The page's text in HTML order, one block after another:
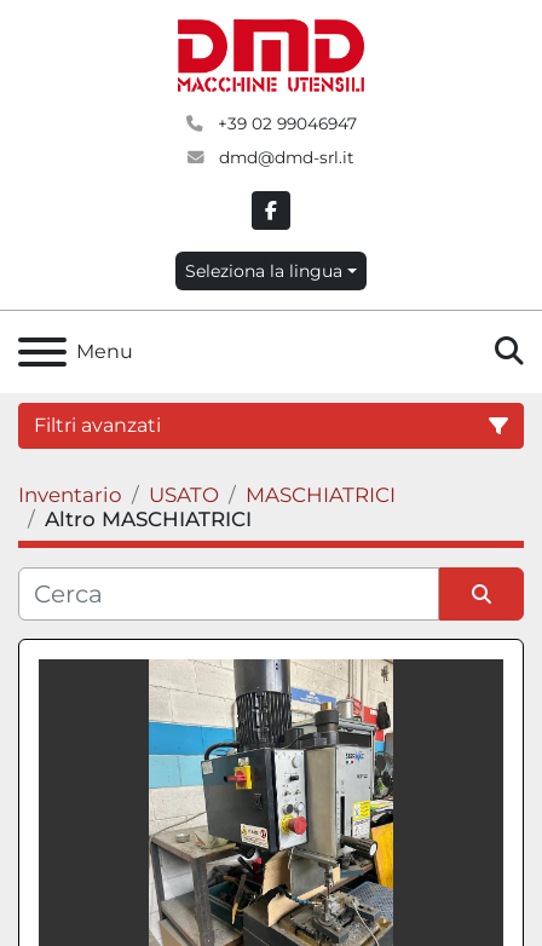
+39 02 99046947
dmd@dmd-srl.it
facebook
Seleziona la lingua
Menu
Filtri avanzati
Categoria
Condizione
Inventario USATO
MASCHIATRICI
Altro MASCHIATRICI
Ordina per